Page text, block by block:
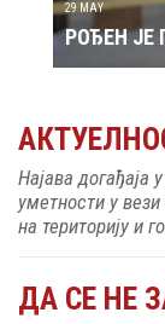
29 MAY
РОЂЕН
Најава догађаја
уметности у
на територију и
ДА СЕ НЕ